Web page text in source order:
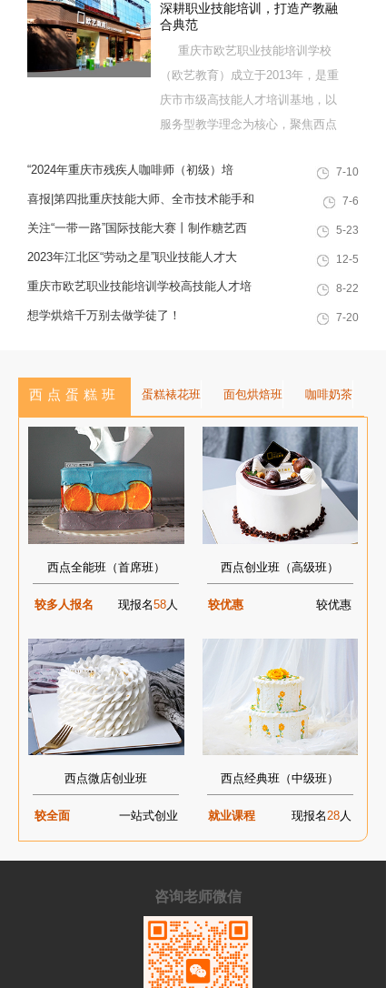
深耕职业技能培训，打造产教融
合典范
重庆市欧艺职业技能培训学校
（欧艺教育）成立于2013年，是重
庆市市级高技能人才培训基地，以
服务型教学理念为核心，聚焦西点
十余载，致力于培养兼具社会责任
感与创新思维的复合型行业高技能
人才，是集技能培训、证书认定、
“2024年重庆市残疾人咖啡师（初级）培
训”职业技能提升计划活动
7-10
喜报|第四批重庆技能大师、全市技术能手和
巴渝青年技能之星名单出炉，重庆欧艺职业
技能培训学校技能人才榜上有名！
7-6
关注“一带一路”国际技能大赛丨制作糖艺西
点，看手艺更考验审美
5-23
2023年江北区“劳动之星”职业技能人才大
赛，我校选手荣获互联网营销师第一名
12-5
重庆市欧艺职业技能培训学校高技能人才培
训基地建设专家指导会会议简报
8-22
想学烘焙千万别去做学徒了！ 7-20
西点蛋糕班 蛋糕裱花班 面包烘焙班 咖啡奶茶
西点全能班（首席班）
较多人报名 现报名58人
西点创业班（高级班）
较优惠 较优惠
西点微店创业班
较全面 一站式创业
西点经典班（中级班）
就业课程 现报名28人
咨询老师微信